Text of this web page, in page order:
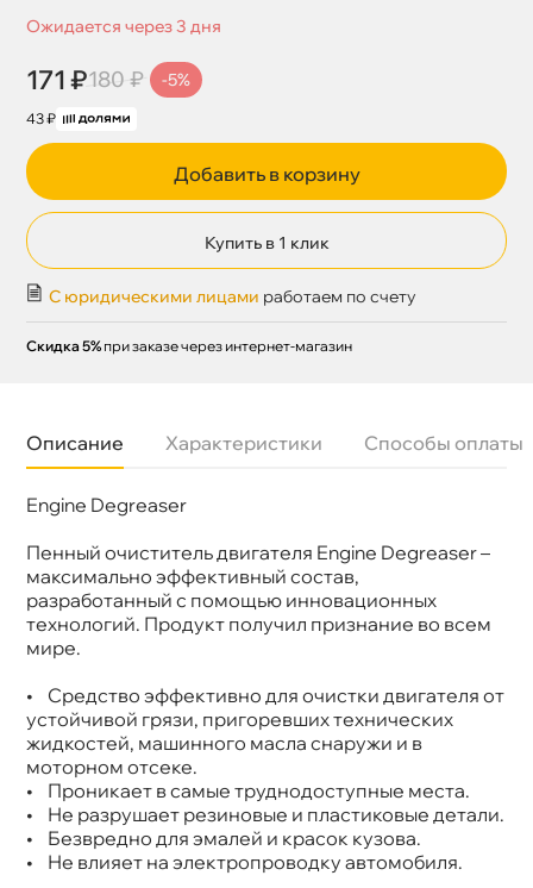
Ожидается через 3 дня
171 ₽180 ₽ -5%
43 ₽
Добавить в корзину
Купить в 1 клик
С юридическими лицами работаем по счету
Скидка 5% при заказе через интернет-магазин
Описание Характеристики Способы оплаты
Engine Degreaser
Пенный очиститель двигателя Engine Degreaser –
максимально эффективный состав,
разработанный с помощью инновационных
технологий. Продукт получил признание во всем
мире.
• Средство эффективно для очистки двигателя от
устойчивой грязи, пригоревших технических
жидкостей, машинного масла снаружи и
моторном отсеке.
• Проникает в самые труднодоступные места.
• Не разрушает резиновые и пластиковые детали.
• Безвредно для эмалей и красок кузова.
• Не влияет на электропроводку автомобиля.
Назначение
Очиститель двигателя
Бренд
Объем
Артикул
66180100